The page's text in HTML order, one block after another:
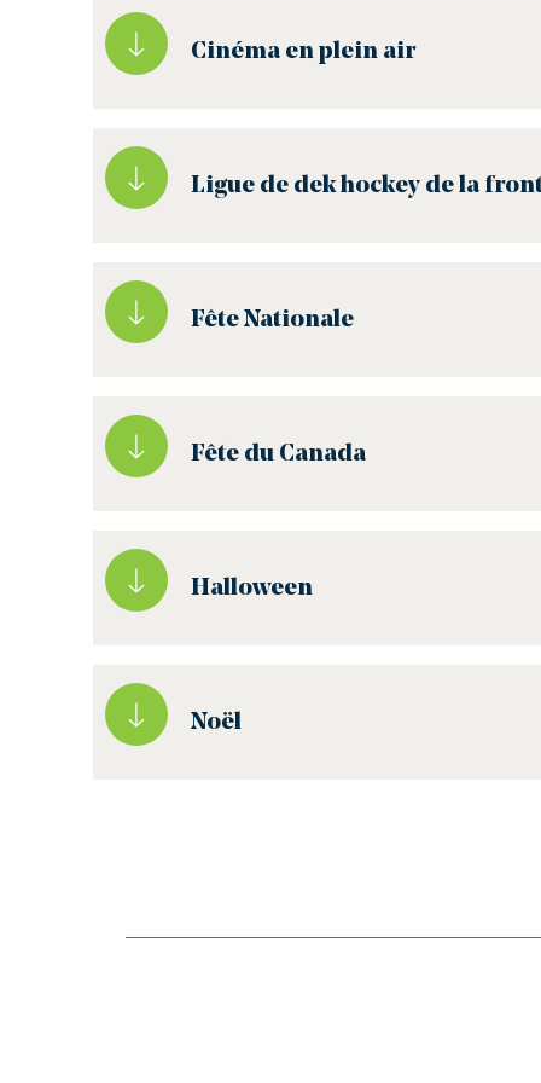
Cinéma en plein air
Ligue de dek hockey de la
Fête Nationale
Fête du Canada
Halloween
Noël